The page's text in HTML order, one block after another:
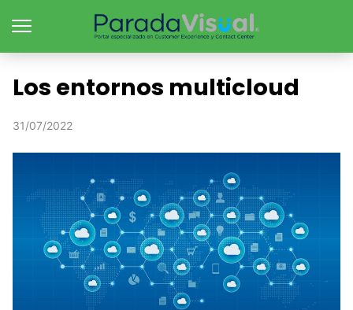
Los entornos multicloud
31/07/2022